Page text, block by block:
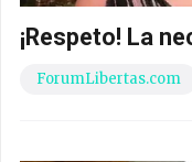
¡Respeto! La
ForumLibertas.com